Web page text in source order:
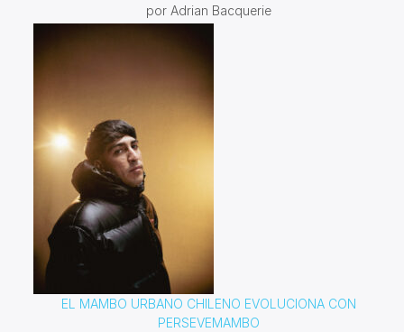
por Adrian Bacquerie
EL MAMBO URBANO CHILENO EVOLUCIONA CON
PERSEVEMAMBO